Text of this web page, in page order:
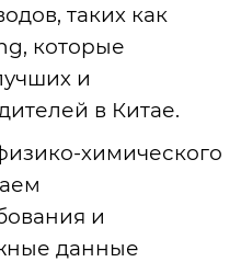
таких как
которые
и
в Китае.
химического
и
данные